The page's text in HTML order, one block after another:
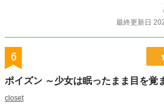
最終更新日
6
ポイズン ～少女は眠ったまま目を覚
closet